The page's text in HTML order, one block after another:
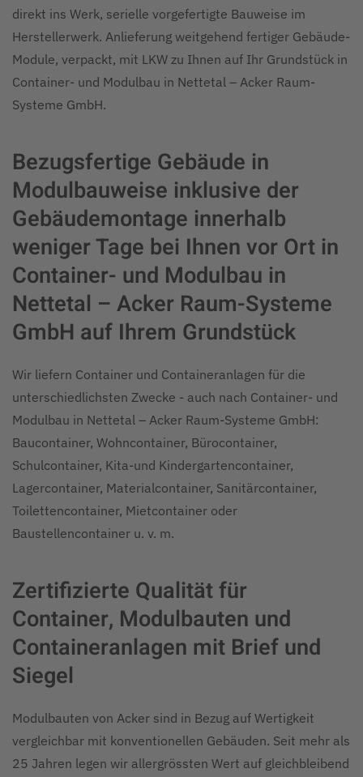
direkt ins Werk, serielle vorgefertigte Bauweise im
Herstellerwerk. Anlieferung weitgehend fertiger Gebäude-
Module, verpackt, mit LKW zu Ihnen auf Ihr Grundstück in
Container- und Modulbau in Nettetal – Acker Raum-
Systeme GmbH.
Bezugsfertige Gebäude in
Modulbauweise inklusive der
Gebäudemontage innerhalb
weniger Tage bei Ihnen vor Ort in
Container- und Modulbau in
Nettetal – Acker Raum-Systeme
GmbH auf Ihrem Grundstück
Wir liefern Container und Containeranlagen für die
unterschiedlichsten Zwecke - auch nach Container- und
Modulbau in Nettetal – Acker Raum-Systeme GmbH:
Baucontainer, Wohncontainer, Bürocontainer,
Schulcontainer, Kita-und Kindergartencontainer,
Lagercontainer, Materialcontainer, Sanitärcontainer,
Toilettencontainer, Mietcontainer oder
Baustellencontainer u. v. m.
Zertifizierte Qualität für
Container, Modulbauten und
Containeranlagen mit Brief und
Siegel
Modulbauten von Acker sind in Bezug auf Wertigkeit
vergleichbar mit konventionellen Gebäuden. Seit mehr als
25 Jahren legen wir allergrössten Wert auf gleichbleibend